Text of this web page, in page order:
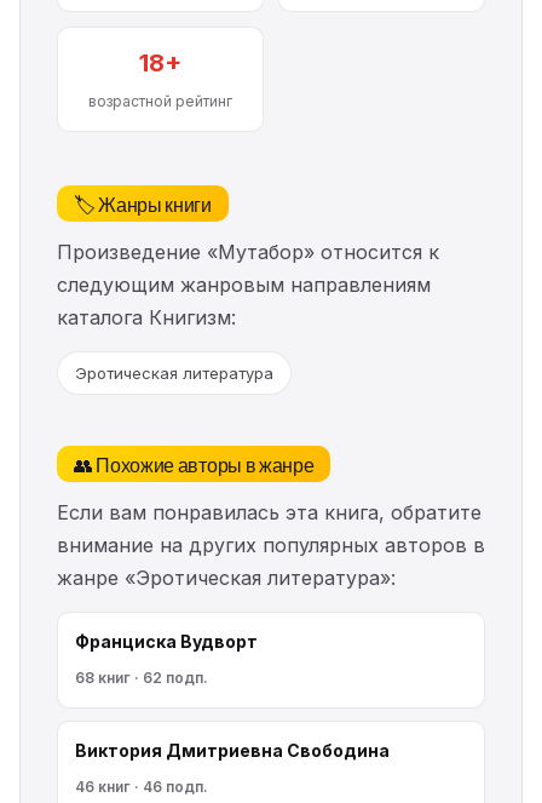
18+
возрастной рейтинг
🏷️ Жанры книги
Произведение «Мутабор» относится к
следующим жанровым направлениям
каталога Книгизм:
Эротическая литература
👥 Похожие авторы в жанре
Если вам понравилась эта книга, обратите
внимание на других популярных авторов в
жанре «Эротическая литература»:
Франциска Вудворт
68 книг · 62 подп.
Виктория Дмитриевна Свободина
46 книг · 46 подп.